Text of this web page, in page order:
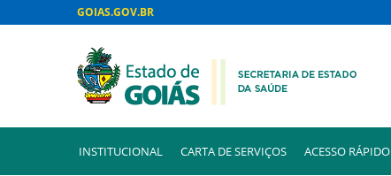
GOIAS.GOV.BR
INSTITUCIONAL CARTA DE SERVIÇOS ACESSO RÁPIDO